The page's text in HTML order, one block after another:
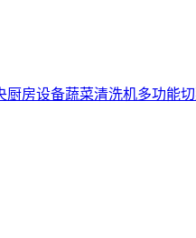
厨房设备蔬菜清洗机多功能